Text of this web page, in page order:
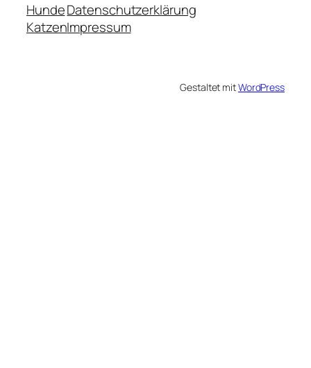
Hunde
Katzen
Datenschutzerklärung
Impressum
Gestaltet mitWordPress